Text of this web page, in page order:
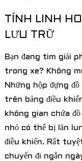
TÍNH LINH
LƯU TRỮ
Bạn đang tìm giải
trong xe? Không
Những hộp đựng
trên bảng điều
không gian chứa
nhỏ có thể bị lăn
điều khiển. Rất
chuyến đi ngắn